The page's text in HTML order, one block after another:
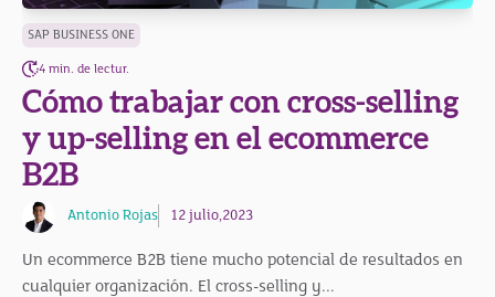
SAP BUSINESS ONE
4 min. de lectur.
Cómo trabajar con cross-selling
y up-selling en el ecommerce
B2B
Antonio Rojas 12 julio,2023
Un ecommerce B2B tiene mucho potencial de resultados en
cualquier organización. El cross-selling y...